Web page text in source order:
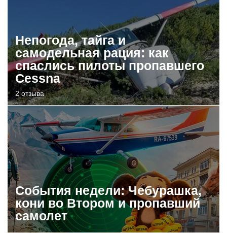
Непогода, тайга и
самодельная рация: как
спаслись пилоты пропавшего
Cessna
2 отзыва
События недели: Чебурашка,
кони во Втором и пропавший
самолет